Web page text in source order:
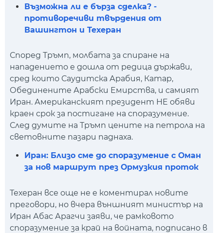
Възможна ли е бърза сделка? -
противоречиви твърдения от
Вашингтон и Техеран
Според Тръмп, молбата за спиране на
нападението е дошла от редица държави,
сред които Саудитска Арабия, Катар,
Обединените Арабски Емирства, и самият
Иран. Американският президент НЕ обяви
краен срок за постигане на споразумение.
След думите на Тръмп цените на петрола на
световните пазари паднаха.
Иран: Близо сме до споразумение с Оман
за нов маршрут през Ормузкия проток
Техеран все още не е коментирал новите
преговори, но вчера външният министър на
Иран Абас Арагчи заяви, че рамковото
споразумение за край на войната, подписано в